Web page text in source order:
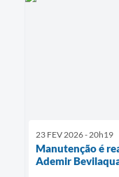
23 FEV 2026 - 20h19
Manutenção é
Ademir